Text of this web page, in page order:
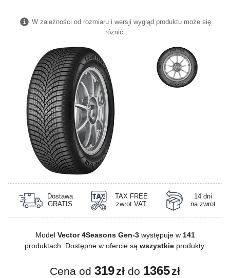
W zależności od rozmiaru i wersji wygląd produktu może się
różnić.
Dostawa
GRATIS
TAX FREE
zwrot VAT
14 dni
na zwrot
Model Vector 4Seasons Gen-3występuje w 141
produktach. Dostępne w ofercie są wszystkieprodukty.
Cena od 319zł do 1365zł